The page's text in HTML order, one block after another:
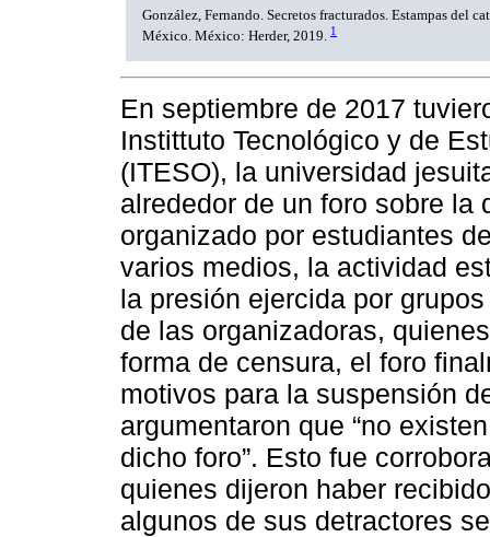
González, Fernando. Secretos fracturados. Estampas del
México. México: Herder, 2019. 1
En septiembre de 2017
Instittuto Tecnológico y de
(ITESO), la universidad
alrededor de un foro sobre la
organizado por estudiantes
varios medios, la actividad
la presión ejercida por
de las organizadoras,
forma de censura, el foro
motivos para la suspensión
argumentaron que “no
dicho foro”. Esto fue
quienes dijeron haber
algunos de sus detractores